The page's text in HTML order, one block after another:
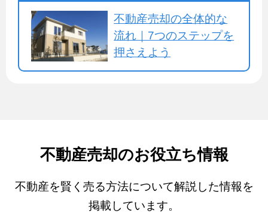
不動産売却の全体的な
流れ｜7つのステップを
押さえよう
不動産売却のお役立ち情報
不動産を賢く売る方法について解説した情報を
掲載しています。